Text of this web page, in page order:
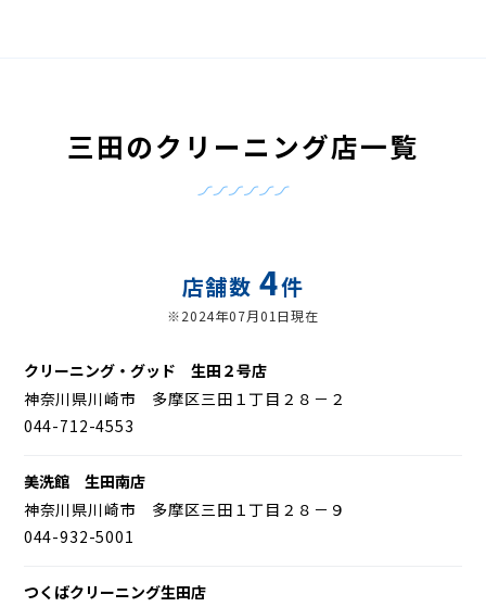
三田のクリーニング店一覧
店舗数4件
※2024年07月01日現在
クリーニング・グッド 生田２号店
神奈川県川崎市 多摩区三田１丁目２８－２
044-712-4553
美洗館 生田南店
神奈川県川崎市 多摩区三田１丁目２８－９
044-932-5001
つくばクリーニング生田店